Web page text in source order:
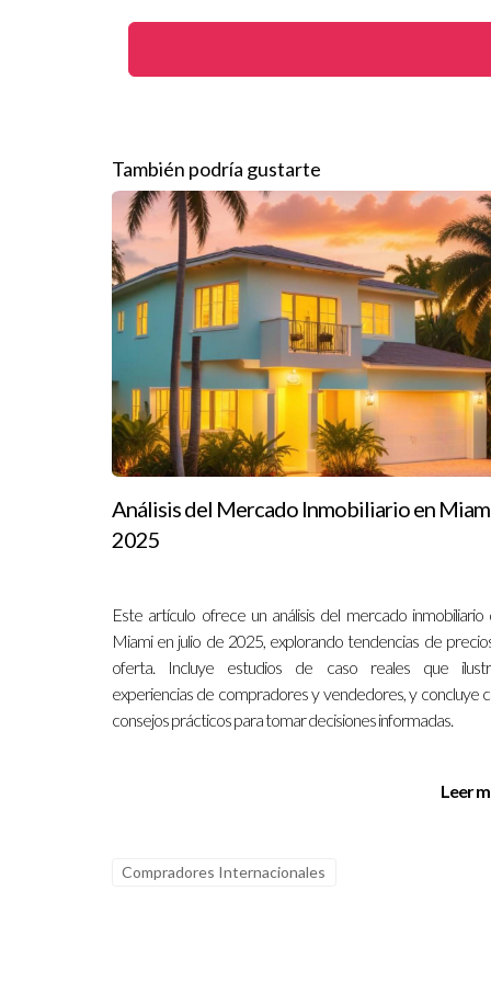
Elegir una escuela privada puede ser una
Escuelas Charter
Orange County Academy of Science and
K-8 International Community School:
The Learning Center: Ofrece programas
Las escuelas charter pueden ser una excelente
CASOS PRÁCTICOS
Para ilustrar cómo las familias pueden
familia González se mudó a Orlando buscando
en Lake Nona High School debido a su enfoque
cristianos. Optaron por Trinity Preparatory
intereses similares.
Caso 3: La familia Smith y
descubrir The Learning Center, encontraron un
demuestran que conocer las opciones
CONCLUSIÓN
Elegir la escuela adecuada es uno de los pasos
eligiendo una institución privada con un
¿Cuáles son los criterios más
También podría gustarte
Análisis del Mercado Inmobiliario en
2025
Este artículo ofrece un análisis del mercado inmobiliario
Miami en julio de 2025, explorando tendencias de
oferta. Incluye estudios de caso reales que
experiencias de compradores y vendedores, y concluye
consejos prácticos para tomar decisiones informadas.
Leer
Compradores Internacionales